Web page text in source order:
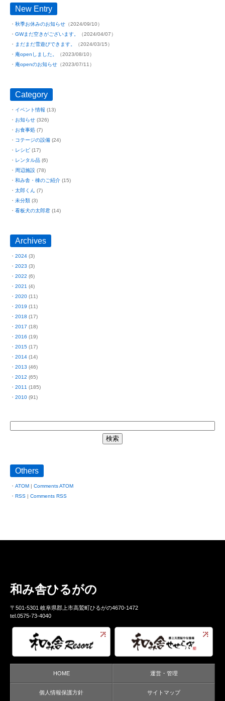
New Entry
秋季お休みのお知らせ （2024/09/10）
GWまだ空きがございます。
（2024/04/07）
まだまだ雪遊びできます。
（2024/03/15）
庵openしました。
（2023/08/10）
庵openのお知らせ （2023/07/11）
Category
イベント情報 (13)
お知らせ (326)
お食事処 (7)
コテージの設備 (24)
レシピ (17)
レンタル品 (6)
周辺施設 (78)
和み舎・棟のご紹介 (15)
太郎くん (7)
未分類 (3)
看板犬の太郎君 (14)
Archives
2024 (3)
2023 (3)
2022 (6)
2021 (4)
2020 (11)
2019 (11)
2018 (17)
2017 (18)
2016 (19)
2015 (17)
2014 (14)
2013 (46)
2012 (65)
2011 (185)
2010 (91)
Others
ATOM | Comments ATOM
RSS | Comments RSS
和み舎ひるがの
〒501-5301 岐阜県郡上市高鷲町ひるがの4670-1472
tel.0575-73-4040
HOME 運営・管理
個人情報保護方針 サイトマップ